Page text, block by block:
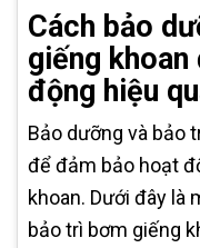
Cách bảo
giếng
động hiệu
Bảo dưỡng và bảo
để đảm bảo hoạt
khoan. Dưới đây là
bảo trì bơm giếng